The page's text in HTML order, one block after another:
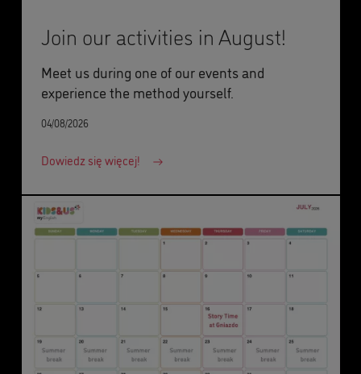
Join our activities in August!
Meet us during one of our events and
experience the method yourself.
04/08/2026
Dowiedz się więcej!